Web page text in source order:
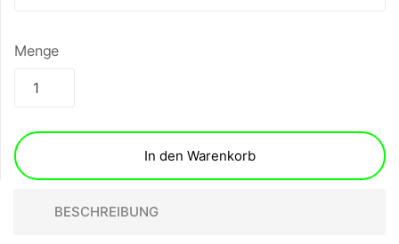
Menge
In den Warenkorb
BESCHREIBUNG